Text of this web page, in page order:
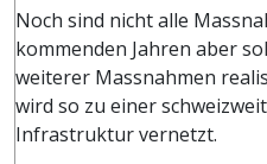
Noch sind nicht alle
kommenden Jahren aber
weiterer Massnahmen
wird so zu einer
Infrastruktur vernetzt.